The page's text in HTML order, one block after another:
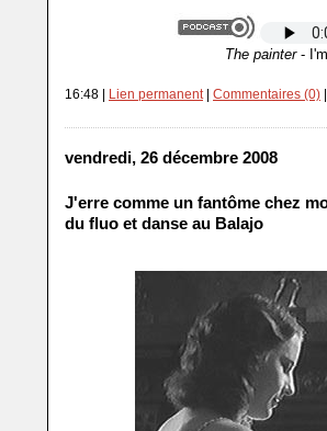
The painter-
16:48 | Lien permanent| Commentaires (0)
vendredi, 26 décembre 2008
J'erre comme un fantôme chez
du fluo et danse au Balajo